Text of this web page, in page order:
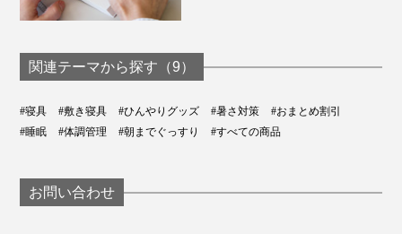
関連テーマから探す（9）
#寝具 #敷き寝具 #ひんやりグッズ #暑さ対策
#おまとめ割引
#睡眠
#体調管理 #朝までぐっすり #すべての商品
お問い合わせ